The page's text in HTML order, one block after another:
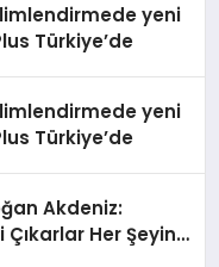
yeni
Türkiye’de
yeni
Türkiye’de
Akdeniz:
Çıkarlar Her Şeyin